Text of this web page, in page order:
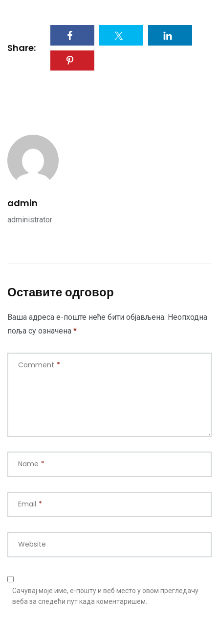
Share:
admin
administrator
Оставите одговор
Ваша адреса е-поште неће бити објављена. Неопходна
поља су означена *
Comment *
Name *
Email *
Website
Сачувај моје име, е-пошту и веб место у овом прегледачу
веба за следећи пут када коментаришем.